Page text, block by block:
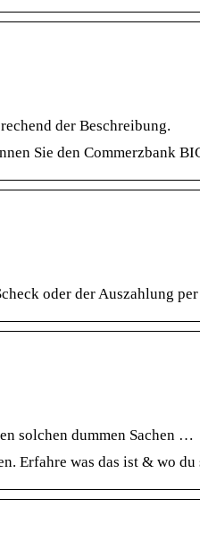
der Beschreibung.
Sie den Commerzbank
oder der Auszahlung
solchen dummen Sachen …
Erfahre was das ist & wo